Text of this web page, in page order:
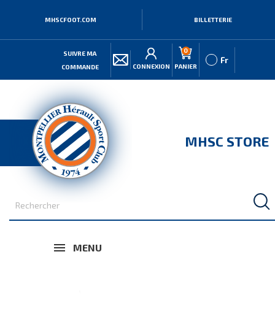
MHSCFOOT.COM BILLETTERIE
SUIVRE MA
COMMANDE
CONNEXION
0
PANIER
Fr
MHSC STORE
MENU